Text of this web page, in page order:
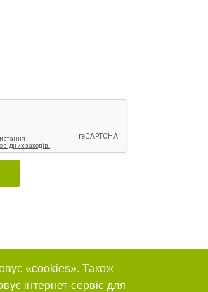
«cookies». Також
інтернет-сервіс для